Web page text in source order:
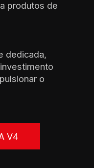
produtos de
dedicada,
o
V4